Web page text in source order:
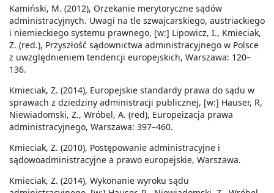
Kamiński, M. (2012), Orzekanie merytoryczne sądów
administracyjnych. Uwagi na tle szwajcarskiego, austriackiego
i niemieckiego systemu prawnego, [w:] Lipowicz, I., Kmieciak,
Z. (red.), Przyszłość sądownictwa administracyjnego w Polsce
z uwzględnieniem tendencji europejskich, Warszawa: 120–
136.
Kmieciak, Z. (2014), Europejskie standardy prawa do sądu w
sprawach z dziedziny administracji publicznej, [w:] Hauser, R,
Niewiadomski, Z., Wróbel, A. (red), Europeizacja prawa
administracyjnego, Warszawa: 397–460.
Kmieciak, Z. (2010), Postępowanie administracyjne i
sądowoadministracyjne a prawo europejskie, Warszawa.
Kmieciak, Z. (2014), Wykonanie wyroku sądu